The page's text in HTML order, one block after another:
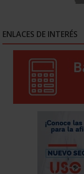
ENLACES DE INTERÉS